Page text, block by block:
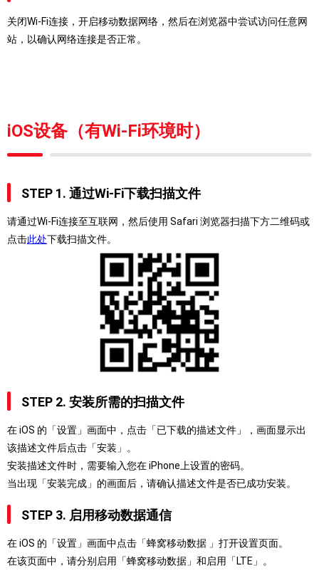
关闭Wi-Fi连接，开启移动数据网络，然后在浏览器中尝试访问任意网
站，以确认网络连接是否正常。
iOS设备（有Wi-Fi环境时）
STEP 1. 通过Wi-Fi下载扫描文件
请通过Wi-Fi连接至互联网，然后使用 Safari 浏览器扫描下方二维码或
点击此处下载扫描文件。
STEP 2. 安装所需的扫描文件
在 iOS 的「设置」画面中，点击「已下载的描述文件」，画面显示出
该描述文件后点击「安装」。
安装描述文件时，需要输入您在 iPhone上设置的密码。
当出现「安装完成」的画面后，请确认描述文件是否已成功安装。
STEP 3. 启用移动数据通信
在 iOS 的「设置」画面中点击「蜂窝移动数据 」打开设置页面。
在该页面中，请分别启用「蜂窝移动数据」和启用「LTE」。